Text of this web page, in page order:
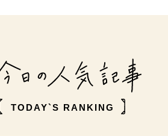
TODAY`S RANKING